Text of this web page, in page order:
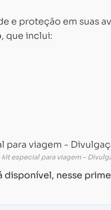
e proteção em suas
, que inclui:
especial para viagem –
disponível, nesse